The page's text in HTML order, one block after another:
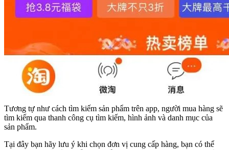
Tương tự như cách tìm kiếm sản phẩm trên app, người mua hàng sẽ
tìm kiếm qua thanh công cụ tìm kiếm, hình ảnh và danh mục của
sản phẩm.
Tại đây bạn hãy lưu ý khi chọn đơn vị cung cấp hàng, bạn có thể